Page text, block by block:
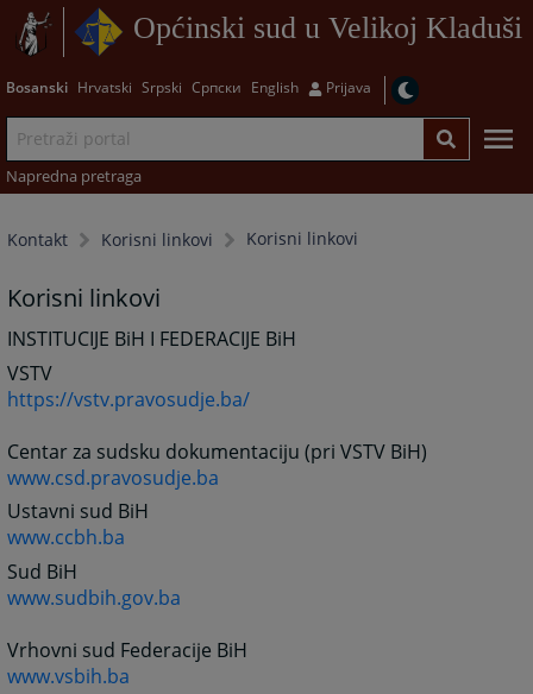
Općinski sud u Velikoj Kladuši
Bosanski Hrvatski Srpski Српски English Prijava
Napredna pretraga
Kontakt Korisni linkovi Korisni linkovi
Korisni linkovi
INSTITUCIJE BiH I FEDERACIJE BiH
VSTV
https://vstv.pravosudje.ba/
Centar za sudsku dokumentaciju (pri VSTV BiH)
www.csd.pravosudje.ba
Ustavni sud BiH
www.ccbh.ba
Sud BiH
www.sudbih.gov.ba
Vrhovni sud Federacije BiH
www.vsbih.ba